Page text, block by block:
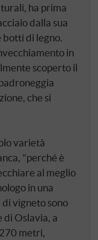
ha prima
dalla sua
botti di legno.
in
scoperto il
che si
varietà
"perché è
al meglio
in una
vigneto sono
di Oslavia, a
metri,